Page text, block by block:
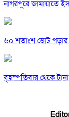
নাগরপুরে জামায়াতে
৬০ শতাংশ ভোট পড়ার
বৃহস্পতিবার থেকে